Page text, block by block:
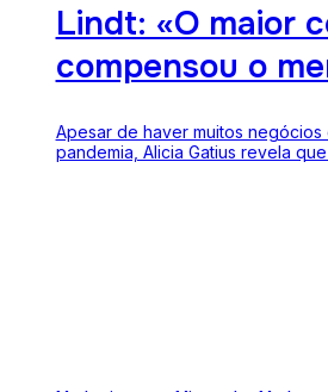
Lindt: «O maior
compensou o
Apesar de haver muitos
pandemia, Alicia Gatius revela